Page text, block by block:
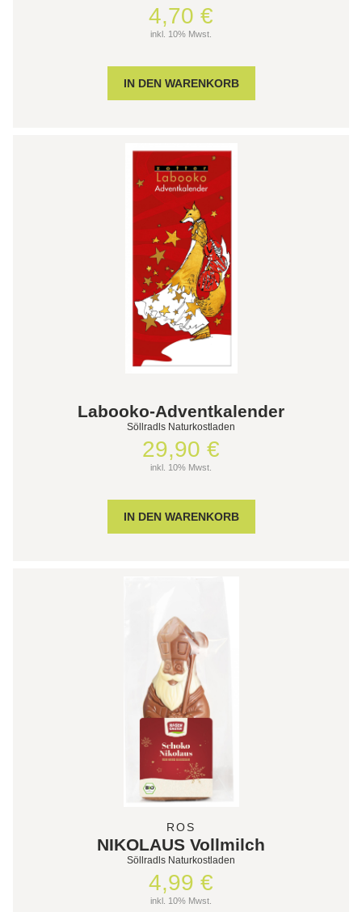
4,70 €
inkl. 10% Mwst.
Labooko-Adventkalender
Söllradls Naturkostladen
29,90 €
inkl. 10% Mwst.
ROS
NIKOLAUS Vollmilch
Söllradls Naturkostladen
4,99 €
inkl. 10% Mwst.